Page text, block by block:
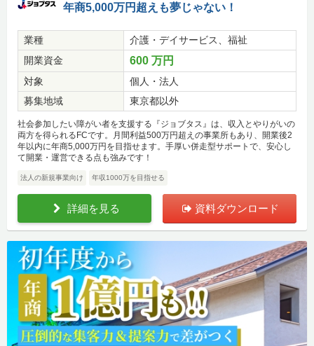
年商5,000万円超えも夢じゃない！
業種
介護・デイサービス、福祉
開業資金
600 万円
対象
個人・法人
募集地域
東京都以外
社会参加したい障がい者を支援する『ジョブタス』は、収入とやりがいの
両方を得られるFCです。月間利益500万円超えの事業所もあり、開業後2
年以内に年商5,000万円を目指せます。手厚い併走型サポートで、安心し
て開業・運営できる点も強みです！
法人の新規事業向け 年収1000万を目指せる
詳細を見る 資料ダウンロード